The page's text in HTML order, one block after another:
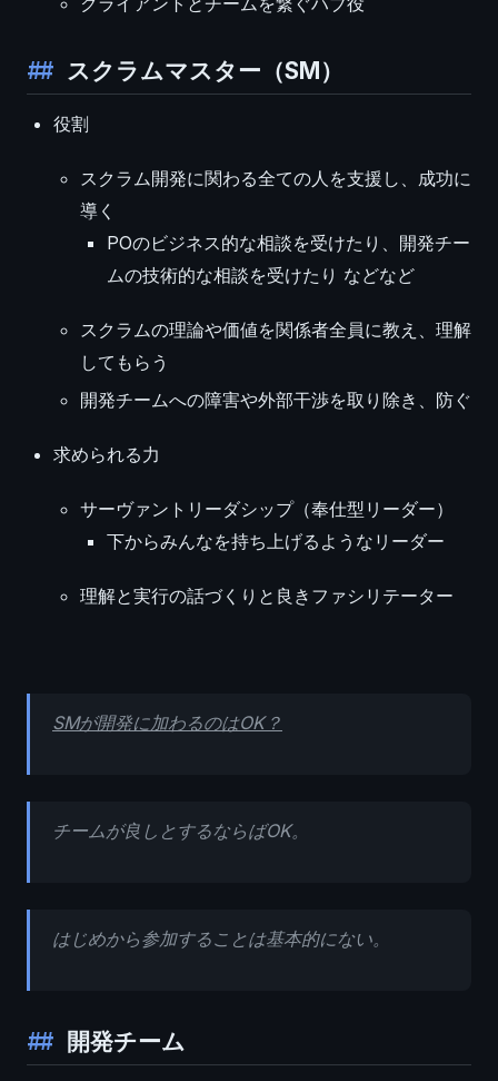
スクラムマスター（SM）
役割
スクラム開発に関わる全ての人を支援し、成功に
導く
POのビジネス的な相談を受けたり、開発チー
ムの技術的な相談を受けたり などなど
スクラムの理論や価値を関係者全員に教え、理解
してもらう
開発チームへの障害や外部干渉を取り除き、防ぐ
求められる力
サーヴァントリーダシップ（奉仕型リーダー）
下からみんなを持ち上げるようなリーダー
理解と実行の話づくりと良きファシリテーター
SMが開発に加わるのはOK？
チームが良しとするならばOK。
はじめから参加することは基本的にない。
開発チーム